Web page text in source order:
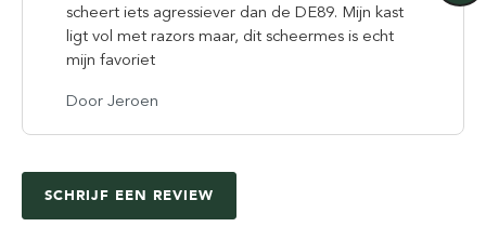
scheert iets agressiever dan de DE89. Mijn kast
ligt vol met razors maar, dit scheermes is echt
mijn favoriet
Door Jeroen
SCHRIJF EEN REVIEW